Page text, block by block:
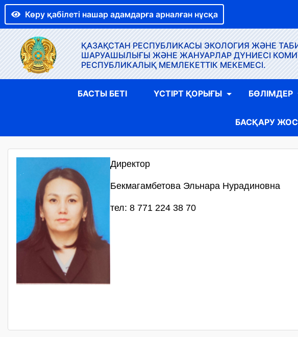
Көру қабілеті нашар адамдарға арналған нұсқа
ҚАЗАҚСТАН РЕСПУБЛИКАСЫ ЭКОЛОГИЯ ЖӘНЕ
ШАРУАШЫЛЫҒЫ ЖӘНЕ ЖАНУАРЛАР ДҮНИЕСІ
РЕСПУБЛИКАЛЫҚ МЕМЛЕКЕТТІК МЕКЕМЕСІ.
БАСТЫ БЕТІ ҮСТІРТ ҚОРЫҒЫ БӨЛІМДЕР
БАСҚАРУ
Директор
Бекмагамбетова Эльнара Нурадиновна
тел: 8 771 224 38 70